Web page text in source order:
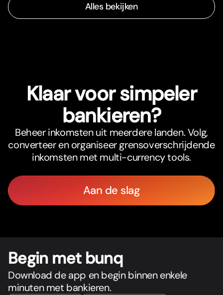
Alles bekijken
Klaar voor simpeler
bankieren?
Beheer inkomsten uit meerdere landen. Volg,
converteer en organiseer grensoverschrijdende
inkomsten met multi-currency tools.
Aan de slag
Begin met bunq
Download de app en begin binnen enkele
minuten met bankieren.